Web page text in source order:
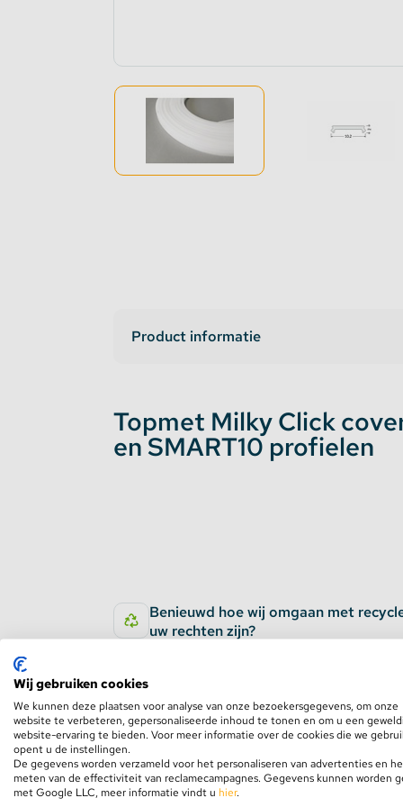
LED strip versterker
Fase aansnijding en fase afsnijding
1-10V Accessoires
Stekkerdozen
Product informatie
Topmet Milky Click
en SMART10 profielen
Benieuwd hoe wij omgaan met
uw rechten zijn?
Wij gebruiken cookies
We kunnen deze plaatsen voor analyse van onze bezoekersgegevens, om onze
website te verbeteren, gepersonaliseerde inhoud te tonen en om u een
website-ervaring te bieden. Voor meer informatie over de cookies die we
opent u de instellingen.
De gegevens worden verzameld voor het personaliseren van advertenties en
meten van de effectiviteit van reclamecampagnes. Gegevens kunnen worden
met Google LLC, meer informatie vindt u hier.